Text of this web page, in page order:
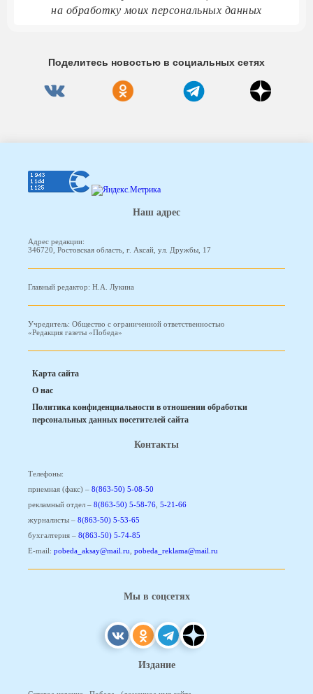
на обработку моих персональных данных
Поделитесь новостью в социальных сетях
Наш адрес
Адрес редакции:
346720, Ростовская область, г. Аксай, ул. Дружбы, 17
Главный редактор: Н.А. Лукина
Учредитель: Общество с ограниченной ответственностью
«Редакция газеты «Победа»
Карта сайта
О нас
Политика конфиденциальности в отношении обработки
персональных данных посетителей сайта
Контакты
Телефоны:
приемная (факс) – 8(863-50) 5-08-50
рекламный отдел – 8(863-50) 5-58-76, 5-21-66
журналисты – 8(863-50) 5-53-65
бухгалтерия – 8(863-50) 5-74-85
E-mail: pobeda_aksay@mail.ru, pobeda_reklama@mail.ru
Мы в соцсетях
Издание